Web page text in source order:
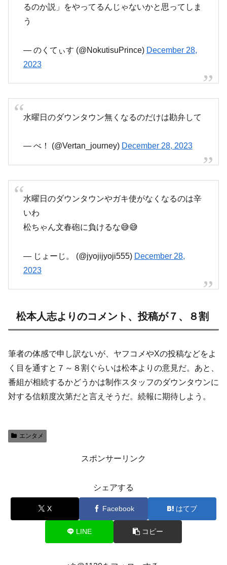
るのか説」をやってるんじゃないかと思ってしま
う
— のくてぃす (@NokutisuPrince) December 28,
2023
水曜日のダウンタウン無くなるのだけは勘弁して
— べ！ (@Vertan_journey) December 28, 2023
水曜日のダウンタウンやガキ使がなくなるのは辛
いわ
松ちゃん文春砲に負けるな😅😅
— じょーじ。 (@jyojijyoji555) December 28,
2023
松本人志よりのコメント、投稿が７、８割
筆者の体感で申し訳ないが、ヤフコメやXの投稿などをよ
く目を通すと７～８割ぐらいは松本よりの意見だ。あと、
番組が相続するかどうかは制作スタッフのダウンタウンに
対する信頼度次第だと言えそうだ。続報に期待しよう。
エンタメ
スポンサーリンク
シェアする
X Facebook はてブ
LINE コピー